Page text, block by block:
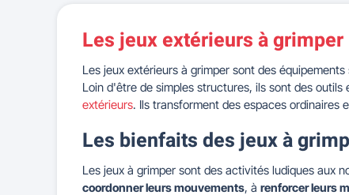
Les jeux extérieurs à
Les jeux extérieurs à grimper sont des
Loin d'être de simples structures, ils sont des
extérieurs. Ils transforment des espaces ordinaires
Les bienfaits des jeux à
Les jeux à grimper sont des activités ludiques aux
coordonner leurs mouvements, à renforcer leurs